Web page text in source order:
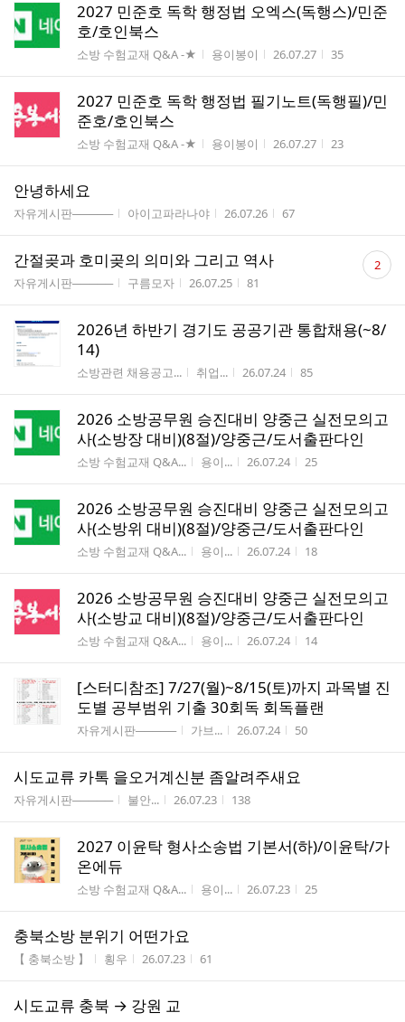
2027 민준호 독학 행정법 오엑스(독행스)/민준
호/호인북스
게시판명
소방 수험교재 Q&A -★ 작성자
용이봉이 작성시간
26.07.27 조회수
35
2027 민준호 독학 행정법 필기노트(독행필)/민
준호/호인북스
게시판명
소방 수험교재 Q&A -★ 작성자
용이봉이 작성시간
26.07.27 조회수
23
안녕하세요
게시판명
자유게시판───── 작성자
아이고파라나야 작성시간
26.07.26 조회수
67
간절곶과 호미곶의 의미와 그리고 역사
게시판명
자유게시판───── 작성자
구름모자 작성시간
26.07.25 조회수
81
댓
글 2
2026년 하반기 경기도 공공기관 통합채용(~8/
14)
게시판명
소방관련 채용공고... 작성자
취업... 작성시간
26.07.24 조회수
85
2026 소방공무원 승진대비 양중근 실전모의고
사(소방장 대비)(8절)/양중근/도서출판다인
게시판명
소방 수험교재 Q&A... 작성자
용이... 작성시간
26.07.24 조회수
25
2026 소방공무원 승진대비 양중근 실전모의고
사(소방위 대비)(8절)/양중근/도서출판다인
게시판명
소방 수험교재 Q&A... 작성자
용이... 작성시간
26.07.24 조회수
18
2026 소방공무원 승진대비 양중근 실전모의고
사(소방교 대비)(8절)/양중근/도서출판다인
게시판명
소방 수험교재 Q&A... 작성자
용이... 작성시간
26.07.24 조회수
14
[스터디참조] 7/27(월)~8/15(토)까지 과목별 진
도별 공부범위 기출 30회독 회독플랜
게시판명
자유게시판───── 작성자
가브... 작성시간
26.07.24 조회수
50
시도교류 카톡 을오거계신분 좀알려주새요
게시판명
자유게시판───── 작성자
불안... 작성시간
26.07.23 조회수
138
2027 이윤탁 형사소송법 기본서(하)/이윤탁/가
온에듀
게시판명
소방 수험교재 Q&A... 작성자
용이... 작성시간
26.07.23 조회수
25
충북소방 분위기 어떤가요
게시판명
【 충북소방 】 작성자
횡우 작성시간
26.07.23 조회수
61
시도교류 충북 → 강원 교